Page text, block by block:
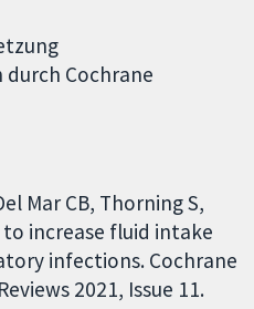
Cochrane
Mar CB, Thorning S,
to increase fluid intake
infections. Cochrane
2021, Issue 11.